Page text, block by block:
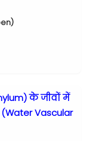
के जीवों में
Vascular